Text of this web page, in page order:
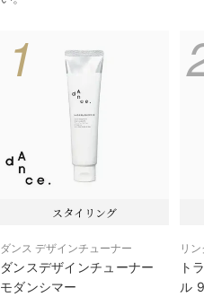
1
スタイリング
ダンス デザインチューナー
ダンスデザインチューナー
モダンシマー
リ
ト
ル